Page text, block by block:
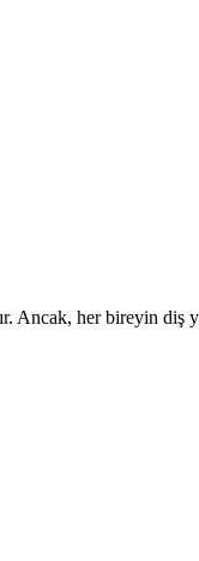
Ancak, her bireyin diş